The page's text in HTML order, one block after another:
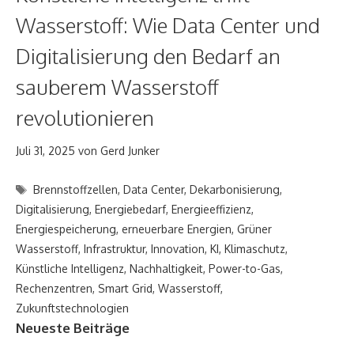
Wasserstoff: Wie Data Center und
Digitalisierung den Bedarf an
sauberem Wasserstoff
revolutionieren
Juli 31, 2025 von Gerd Junker
Schlagwörter
Brennstoffzellen,Data Center,Dekarbonisierung,
Digitalisierung, Energiebedarf, Energieeffizienz,
Energiespeicherung, erneuerbare Energien, Grüner
Wasserstoff, Infrastruktur, Innovation, KI, Klimaschutz,
Künstliche Intelligenz, Nachhaltigkeit, Power-to-Gas,
Rechenzentren, Smart Grid, Wasserstoff,
Zukunftstechnologien
Neueste Beiträge